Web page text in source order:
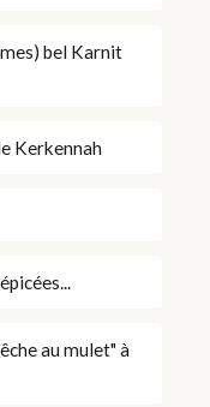
bel Karnit
Kerkennah
au mulet" à